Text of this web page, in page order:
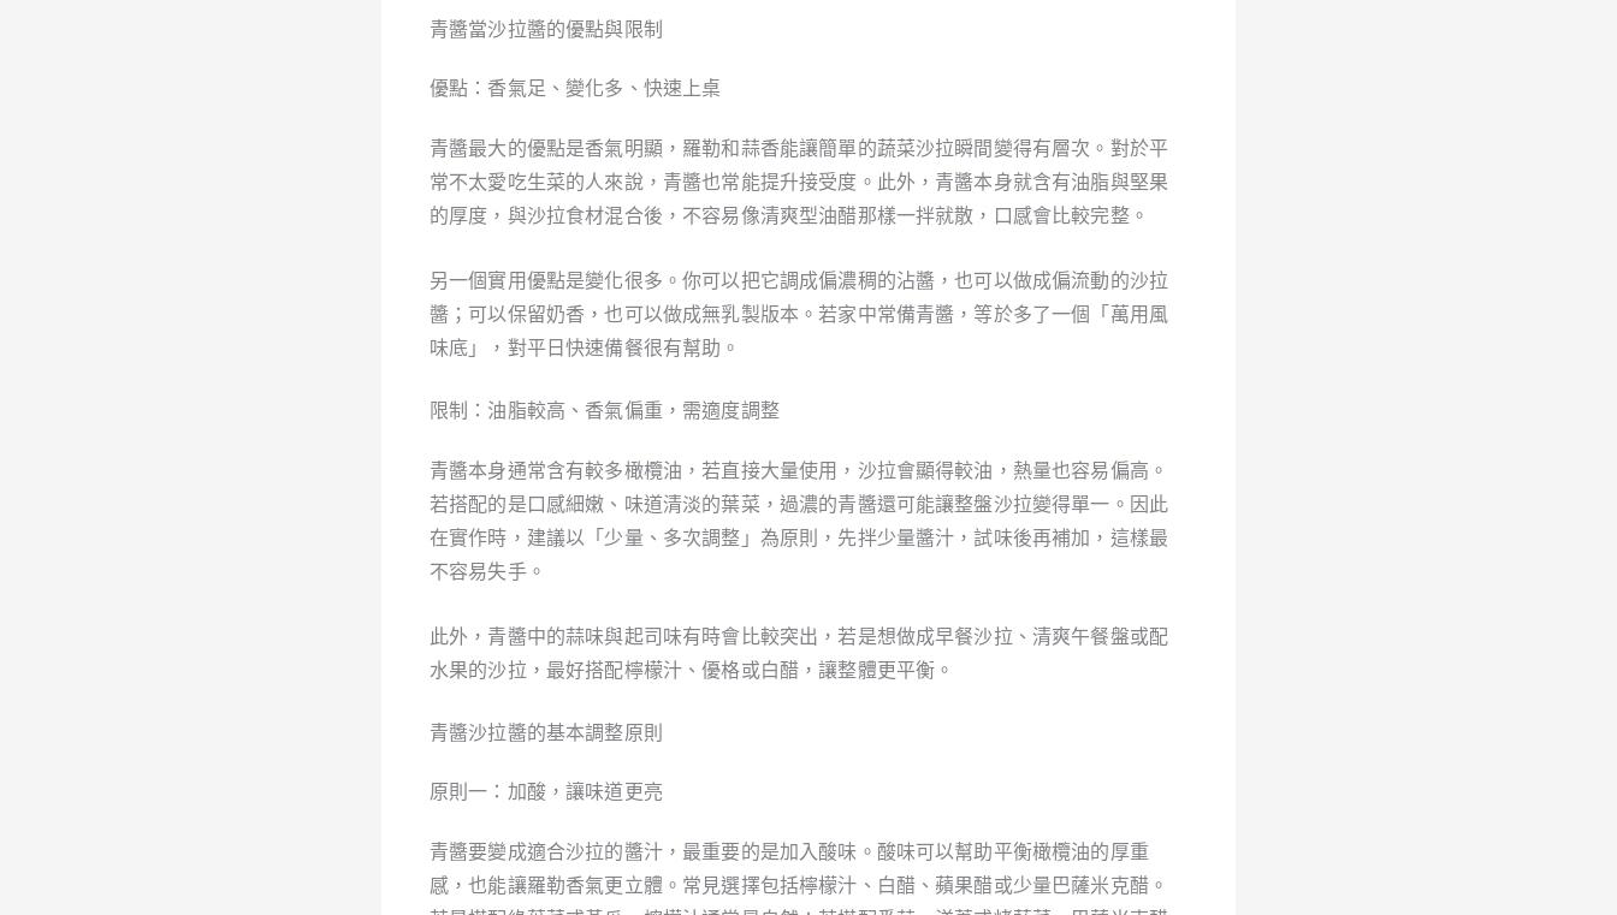
青醬當沙拉醬的優點與限制
優點：香氣足、變化多、快速上桌
青醬最大的優點是香氣明顯，羅勒和蒜香能讓簡單的蔬菜沙拉瞬間變得有層次。對於平
常不太愛吃生菜的人來說，青醬也常能提升接受度。此外，青醬本身就含有油脂與堅果
的厚度，與沙拉食材混合後，不容易像清爽型油醋那樣一拌就散，口感會比較完整。
另一個實用優點是變化很多。你可以把它調成偏濃稠的沾醬，也可以做成偏流動的沙拉
醬；可以保留奶香，也可以做成無乳製版本。若家中常備青醬，等於多了一個「萬用風
味底」，對平日快速備餐很有幫助。
限制：油脂較高、香氣偏重，需適度調整
青醬本身通常含有較多橄欖油，若直接大量使用，沙拉會顯得較油，熱量也容易偏高。
若搭配的是口感細嫩、味道清淡的葉菜，過濃的青醬還可能讓整盤沙拉變得單一。因此
在實作時，建議以「少量、多次調整」為原則，先拌少量醬汁，試味後再補加，這樣最
不容易失手。
此外，青醬中的蒜味與起司味有時會比較突出，若是想做成早餐沙拉、清爽午餐盤或配
水果的沙拉，最好搭配檸檬汁、優格或白醋，讓整體更平衡。
青醬沙拉醬的基本調整原則
原則一：加酸，讓味道更亮
青醬要變成適合沙拉的醬汁，最重要的是加入酸味。酸味可以幫助平衡橄欖油的厚重
感，也能讓羅勒香氣更立體。常見選擇包括檸檬汁、白醋、蘋果醋或少量巴薩米克醋。